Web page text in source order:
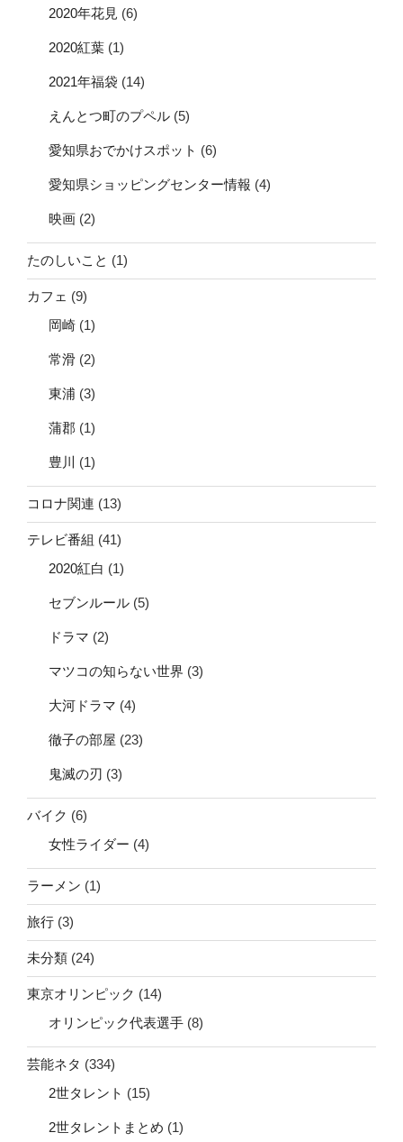
2020年花見 (6)
2020紅葉 (1)
2021年福袋 (14)
えんとつ町のプペル (5)
愛知県おでかけスポット (6)
愛知県ショッピングセンター情報 (4)
映画 (2)
たのしいこと (1)
カフェ (9)
岡崎 (1)
常滑 (2)
東浦 (3)
蒲郡 (1)
豊川 (1)
コロナ関連 (13)
テレビ番組 (41)
2020紅白 (1)
セブンルール (5)
ドラマ (2)
マツコの知らない世界 (3)
大河ドラマ (4)
徹子の部屋 (23)
鬼滅の刃 (3)
バイク (6)
女性ライダー (4)
ラーメン (1)
旅行 (3)
未分類 (24)
東京オリンピック (14)
オリンピック代表選手 (8)
芸能ネタ (334)
2世タレント (15)
2世タレントまとめ (1)